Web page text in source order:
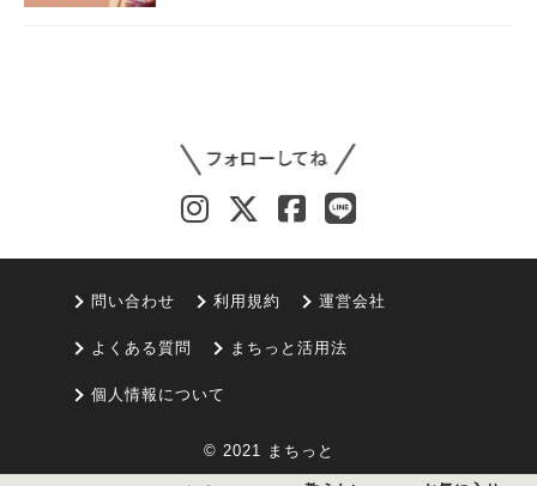
問い合わせ 利用規約 運営会社
よくある質問 まちっと活用法
個人情報について
© 2021 まちっと